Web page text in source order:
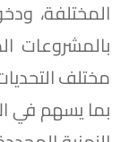
المختلفة،
بالمشروعات
مختلف
بما يسهم في